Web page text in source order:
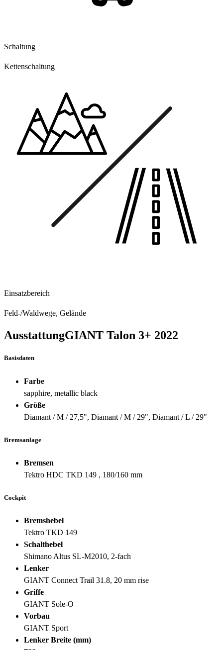
Schaltung
Kettenschaltung
Einsatzbereich
Feld-/Waldwege, Gelände
AusstattungGIANT Talon 3+ 2022
Basisdaten
Farbe
sapphire, metallic black
Größe
Diamant / M / 27,5", Diamant / M / 29", Diamant / L / 29"
Bremsanlage
Bremsen
Tektro HDC TKD 149 , 180/160 mm
Cockpit
Bremshebel
Tektro TKD 149
Schalthebel
Shimano Altus SL-M2010, 2-fach
Lenker
GIANT Connect Trail 31.8, 20 mm rise
Griffe
GIANT Sole-O
Vorbau
GIANT Sport
Lenker Breite (mm)